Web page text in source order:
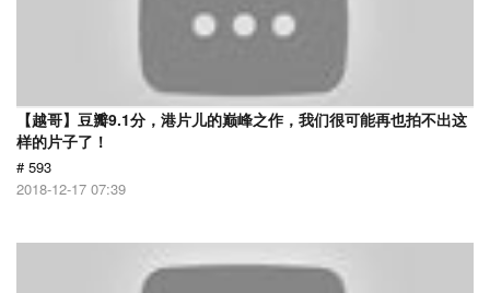
【越哥】豆瓣9.1分，港片儿的巅峰之作，我们很可能再也拍不出这
样的片子了！
# 593
2018-12-17 07:39